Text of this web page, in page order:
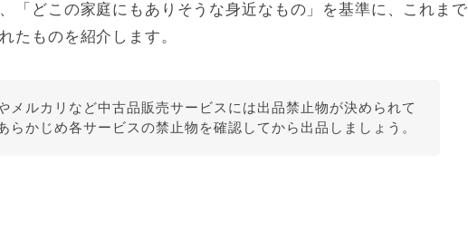
「どこの家庭にもありそうな身近なもの」を基準に、これまで
たものを紹介します。
メルカリなど中古品販売サービスには出品禁止物が決められて
らかじめ各サービスの禁止物を確認してから出品しましょう。